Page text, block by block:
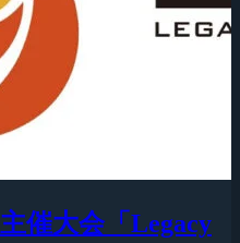
催大会「Legacy